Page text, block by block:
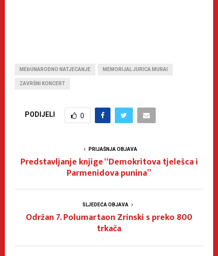
MEĐUNARODNO NATJECANJE MEMORIJAL JURICA MURAI
ZAVRŠNI KONCERT
PODIJELI 0
PRIJAŠNJA OBJAVA
Predstavljanje knjige “Demokritova tjelešca i
Parmenidova punina”
SLJEDEĆA OBJAVA
Održan 7. Polumartaon Zrinski s preko 800
trkača